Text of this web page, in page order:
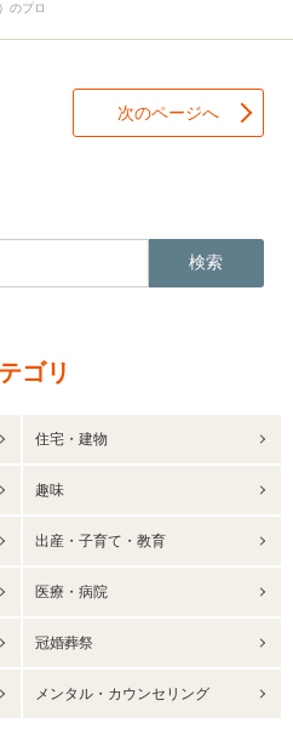
のプロ
次のページへ
検索
ゴリ
住宅・建物
趣味
出産・子育て・教育
医療・病院
冠婚葬祭
メンタル・カウンセリング